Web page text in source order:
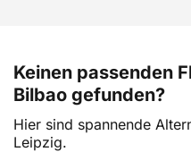
Keinen passenden
Bilbao gefunden?
Hier sind spannende
Leipzig.